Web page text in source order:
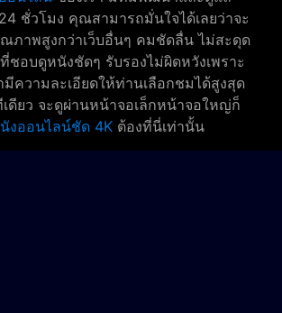
ชั่วโมง คุณสามารถมั่นใจได้เลยว่าจะ
ภาพสูงกว่าเว็บอื่นๆ คมชัดลื่น ไม่สะดุด
ชอบดูหนังชัดๆ รับรองไม่ผิดหวังเพราะ
มีความละเอียดให้ท่านเลือกชมได้สูงสุด
เดียว จะดูผ่านหน้าจอเล็กหน้าจอใหญ่ก็
งออนไลน์ชัด 4K ต้องที่นี่เท่านั้น